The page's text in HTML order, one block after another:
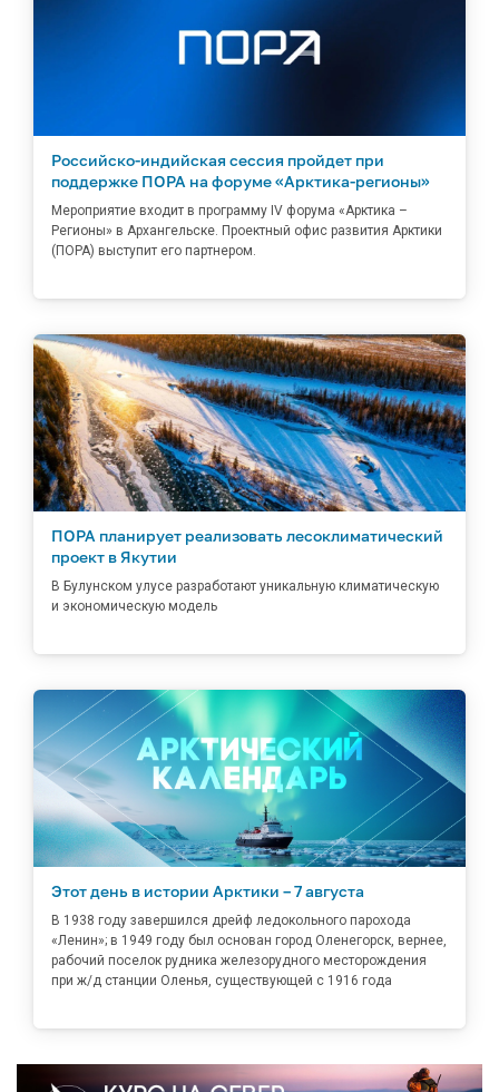
Российско-индийская сессия пройдет при
поддержке ПОРА на форуме «Арктика-регионы»
Мероприятие входит в программу IV форума «Арктика –
Регионы» в Архангельске. Проектный офис развития Арктики
(ПОРА) выступит его партнером.
ПОРА планирует реализовать лесоклиматический
проект в Якутии
В Булунском улусе разработают уникальную климатическую
и экономическую модель
Этот день в истории Арктики – 7 августа
В 1938 году завершился дрейф ледокольного парохода
«Ленин»; в 1949 году был основан город Оленегорск, вернее,
рабочий поселок рудника железорудного месторождения
при ж/д станции Оленья, существующей с 1916 года